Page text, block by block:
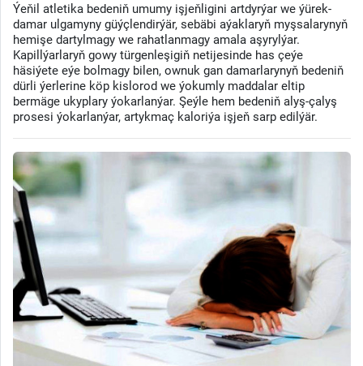
Ýeňil atletika bedeniň umumy işjeňligini artdyrýar we ýürek-
damar ulgamyny güýçlendirýär, sebäbi aýaklaryň myşsalarynyň
hemişe dartylmagy we rahatlanmagy amala aşyrylýar.
Kapillýarlaryň gowy türgenleşigiň netijesinde has çeýe
häsiýete eýe bolmagy bilen, ownuk gan damarlarynyň bedeniň
dürli ýerlerine köp kislorod we ýokumly maddalar eltip
bermäge ukyplary ýokarlanýar. Şeýle hem bedeniň alyş-çalyş
prosesi ýokarlanýar, artykmaç kaloriýa işjeň sarp edilýär.